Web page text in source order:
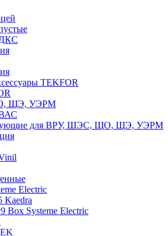
TEKFOR
ЩЭ, УЭРМ
для ВРУ, ШЭС, ЩО, ЩЭ, УЭРМ
Electric
Kaedra
Box Systeme Electric